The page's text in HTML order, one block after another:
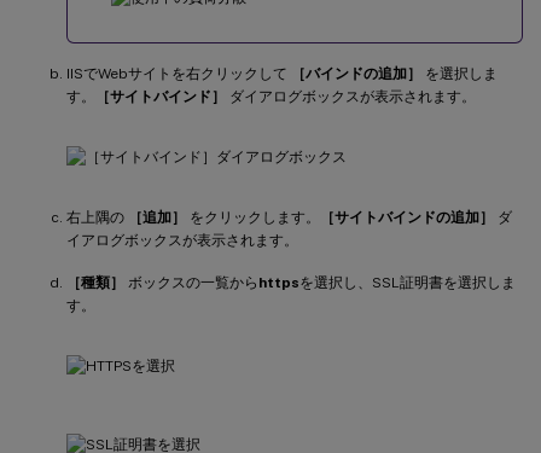
IISでWebサイトを右クリックして ［バインドの追加］
を選択しま
す。
［サイトバインド］ ダイアログボックスが表示されます。
右上隅の ［追加］ をクリックします。 ［サイトバインドの追加］
ダ
イアログボックスが表示されます。
［種類］ ボックスの一覧から httpsを選択し、SSL証明書を選択しま
す。